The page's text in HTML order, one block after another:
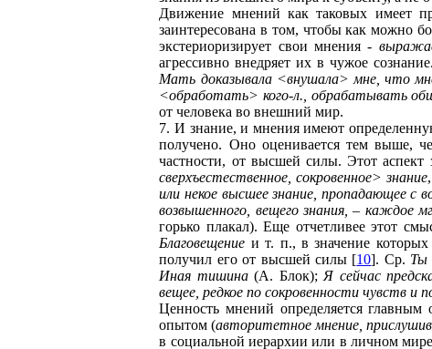
Движение мнений как таковых имеет
заинтересована в том, чтобы как можно
экстериоризирует свои мнения -
агрессивно внедряет их в чужое
Мать доказывала <внушала> мне, что
<обработать> кого-л., обрабатывать
от человека во внешний мир.
7. И знание, и мнения имеют
получено. Оно оценивается тем выше,
частности, от высшей силы. Этот аспект
сверхъестественное, сокровенное> знание
или некое высшее знание, пропадающее с
возвышенного, вещего знания, – каждое
горько плакал). Еще отчетливее этот
Благовещение и т. п., в значение
получил его от высшей силы [10]. Ср. Ты
Иная тишина(А. Блок); Я сейчас
вещее, редкое по сокровенности чувств и
Ценность мнений определяется
опытом (авторитетное мнение,
в социальной иерархии или в личном